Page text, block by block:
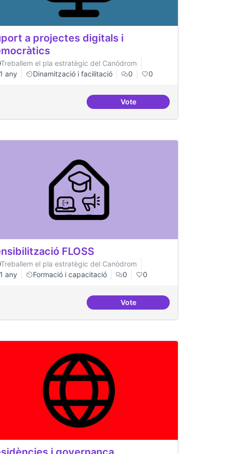
i democràtics
a projectes digitals i
Treballem el pla estratègic del Canòdrom
1 any
Dinamització i facilitació 0 0
VoteSuport a projectes digitals i
al FLOSS
FLOSS
Treballem el pla estratègic del Canòdrom
1 any
Formació i capacitació 0 0
VoteSensibilització FLOSS